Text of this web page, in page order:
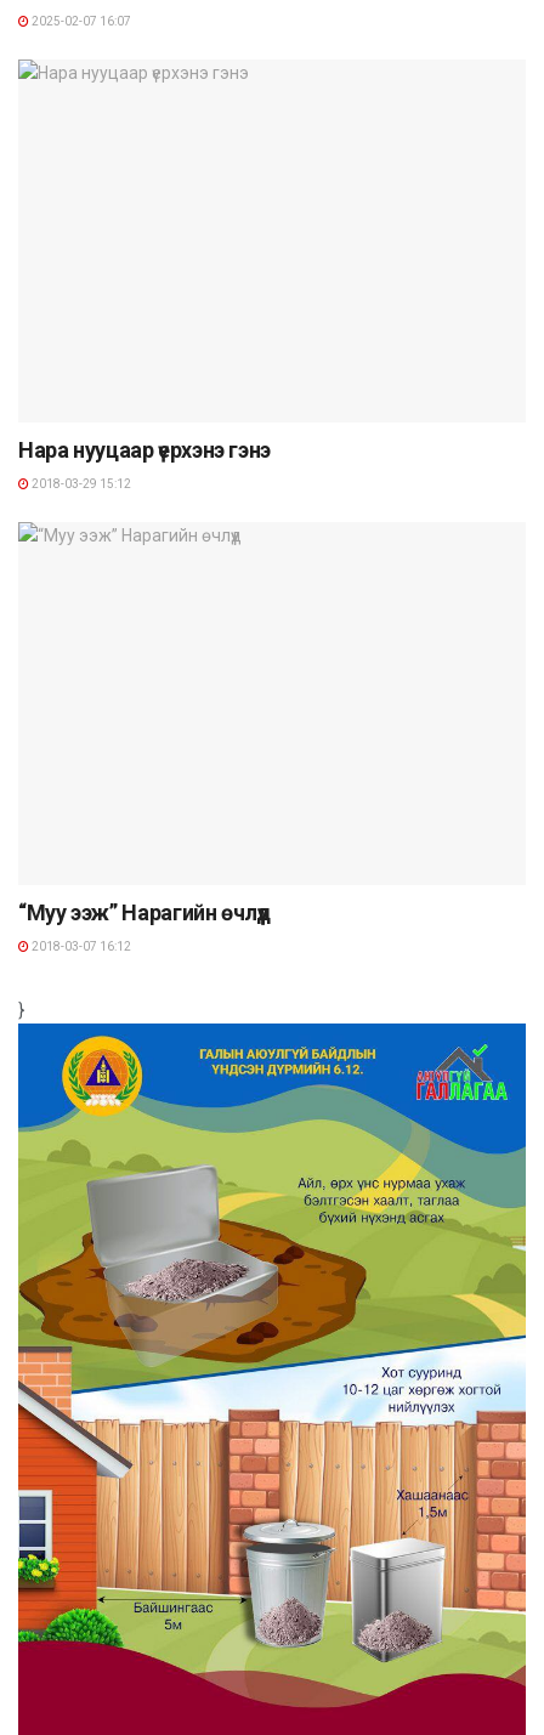
2025-02-07 16:07
Нара нууцаар үерхэнэ гэнэ
2018-03-29 15:12
“Муу ээж” Нарагийн өчлүүд
2018-03-07 16:12
}